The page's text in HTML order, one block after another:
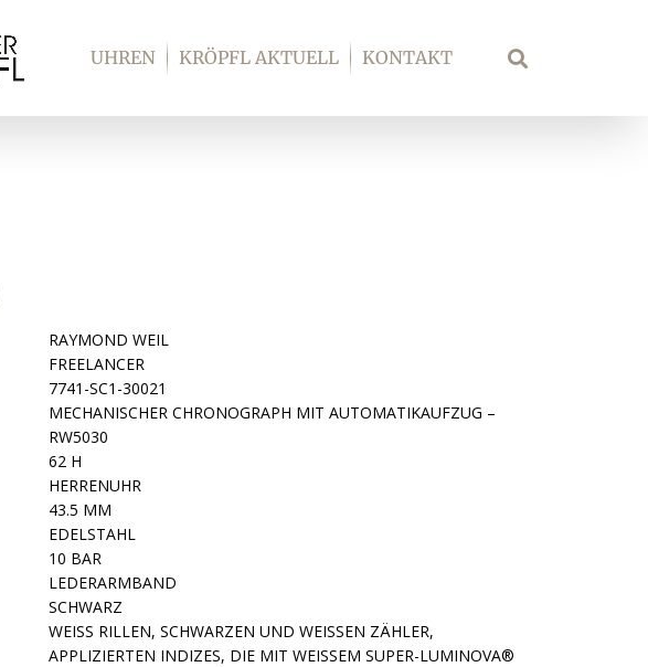
UHREN KRÖPFL AKTUELL KONTAKT Suche
RAYMOND WEIL
FREELANCER
7741-SC1-30021
MECHANISCHER CHRONOGRAPH MIT AUTOMATIKAUFZUG –
RW5030
62 H
HERRENUHR
43.5 MM
EDELSTAHL
10 BAR
LEDERARMBAND
SCHWARZ
WEISS RILLEN, SCHWARZEN UND WEISSEN ZÄHLER, AP
PLIZIERTEN INDIZES, DIE MIT WEISSEM SUPER-LUMINOVA®